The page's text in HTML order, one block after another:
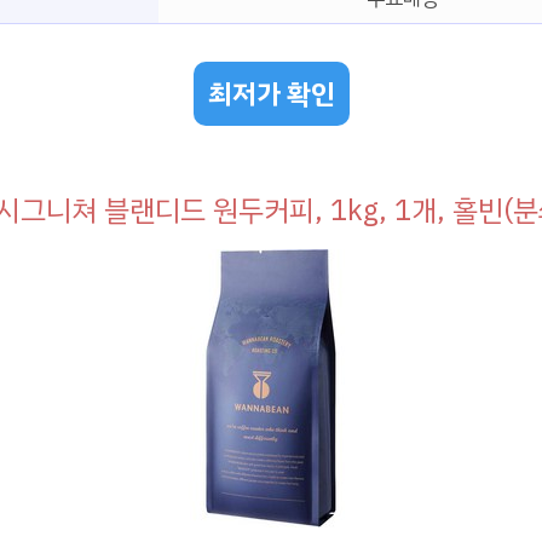
최저가 확인
그니쳐 블랜디드 원두커피, 1kg, 1개, 홀빈(